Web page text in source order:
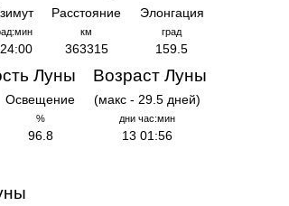
Расстояние
км
363315
Элонгация
град
159.5
Луны
Освещение
%
96.8
Возраст Луны
(макс - 29.5 дней)
дни час:мин
13 01:56